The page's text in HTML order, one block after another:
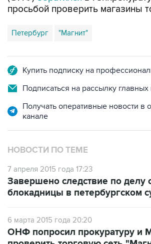
Петербург "Магнит"
Подписаться на рассылку главных
Получать оперативные новости в
НОВОСТИ ПО ТЕМЕ
7 апреля 2015 года 17:23
блокадницы в петербургском
6 марта 2015 года 20:20
проверить торговую сеть